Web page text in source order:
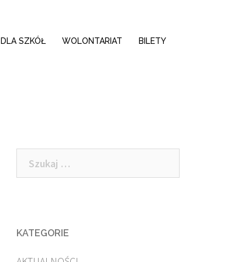
DLA SZKÓŁ WOLONTARIAT BILETY
Szukaj:
KATEGORIE